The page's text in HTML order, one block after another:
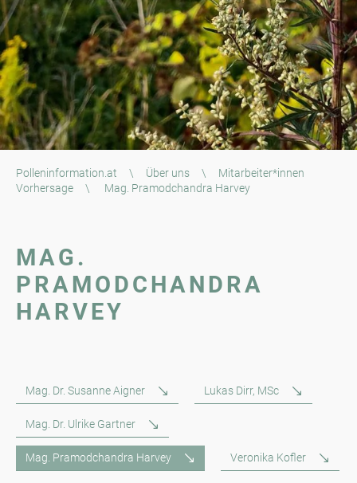
Polleninformation.at \ Über uns \
Mitarbeiter*innen
Vorhersage
\ Mag. Pramodchandra Harvey
MAG.
PRAMODCHANDRA
HARVEY
Mag. Dr. Susanne Aigner Lukas Dirr, MSc
Mag. Dr. Ulrike Gartner
Mag. Pramodchandra Harvey Veronika Kofler